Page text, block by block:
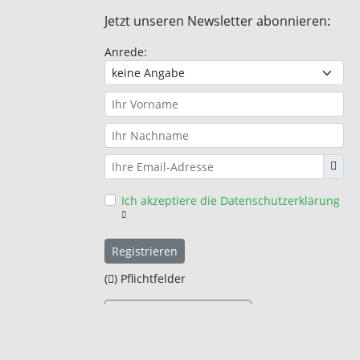
Jetzt unseren Newsletter abonnieren:
Anrede:
Ich akzeptiere die Datenschutzerklärung
Registrieren
( ) Pflichtfelder